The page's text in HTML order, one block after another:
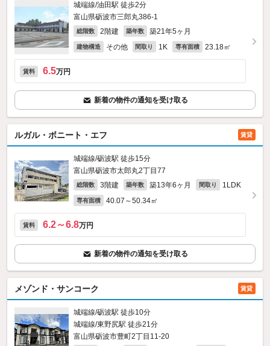
城端線/油田駅 徒歩2分
富山県砺波市三郎丸386‐1
総階数 2階建 築年数 築21年5ヶ月
建物構造 その他 間取り 1K 専有面積 23.18㎡
賃料 6.5万円
新着の物件の通知を受け取る
ルガル・ボニート・エフ 賃貸
城端線/砺波駅 徒歩15分
富山県砺波市太郎丸2丁目77
総階数 3階建 築年数 築13年6ヶ月 間取り 1LDK
専有面積 40.07～50.34㎡
賃料 6.2～6.8万円
新着の物件の通知を受け取る
メゾンド・サンコーク 賃貸
城端線/砺波駅 徒歩10分
城端線/東野尻駅 徒歩21分
富山県砺波市豊町2丁目11-20